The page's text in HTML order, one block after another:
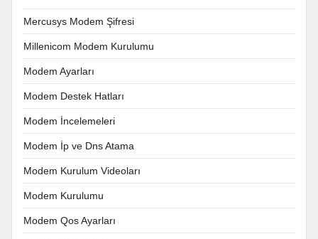
Mercusys Modem Şifresi
Millenicom Modem Kurulumu
Modem Ayarları
Modem Destek Hatları
Modem İncelemeleri
Modem İp ve Dns Atama
Modem Kurulum Videoları
Modem Kurulumu
Modem Qos Ayarları